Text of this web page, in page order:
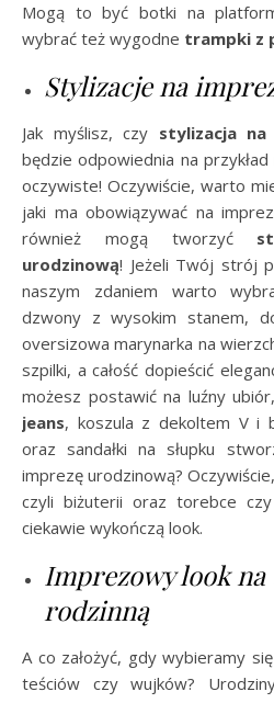
Mogą to być botki na
wybrać też wygodne trampki z
Stylizacje na
Jak myślisz, czy stylizacja
będzie odpowiednia na
oczywiste! Oczywiście, warto
jaki ma obowiązywać na
również mogą tworzyć
urodzinową! Jeżeli Twój strój
naszym zdaniem warto
dzwony z wysokim stanem,
oversizowa marynarka na
szpilki, a całość dopieścić
możesz postawić na luźny
jeans, koszula z dekoltem V i
oraz sandałki na słupku
imprezę urodzinową?
czyli biżuterii oraz torebce
ciekawie wykończą look.
Imprezowy look
rodzinną
A co założyć, gdy wybieramy
teściów czy wujków?